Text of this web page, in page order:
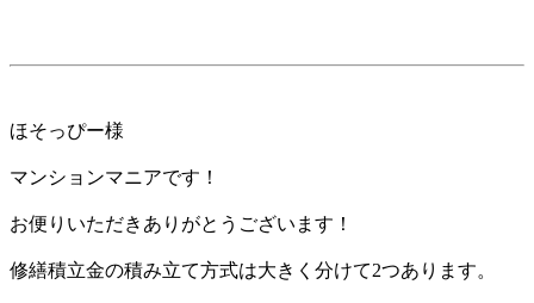
ほそっぴー様
マンションマニアです！
お便りいただきありがとうございます！
修繕積立金の積み立て方式は大きく分けて2つあります。